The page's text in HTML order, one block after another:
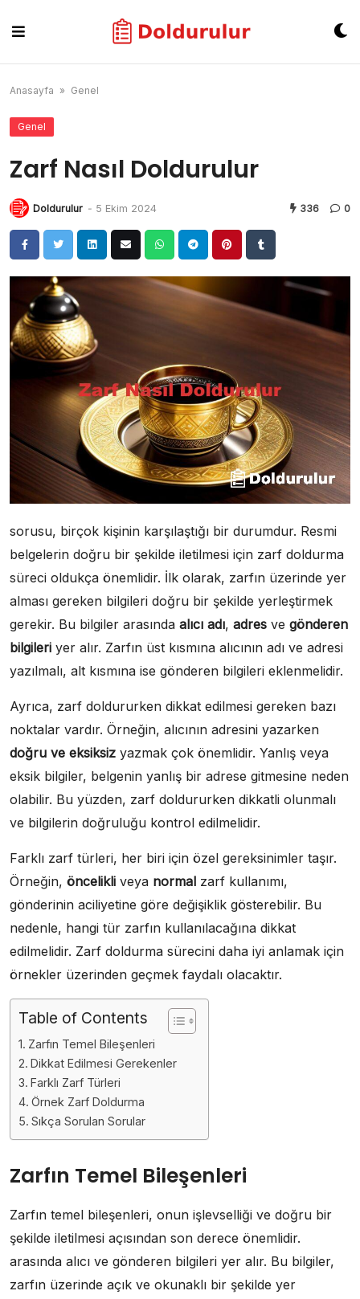
content
Anasayfa » Genel
Genel
Zarf Nasıl Doldurulur
Doldurulur - 5 Ekim 2024 336 0
sorusu, birçok kişinin karşılaştığı bir durumdur. Resmi
belgelerin doğru bir şekilde iletilmesi için zarf doldurma
süreci oldukça önemlidir. İlk olarak, zarfın üzerinde yer
alması gereken bilgileri doğru bir şekilde yerleştirmek
gerekir. Bu bilgiler arasında alıcı adı, adres ve gönderen
bilgileri yer alır. Zarfın üst kısmına alıcının adı ve adresi
yazılmalı, alt kısmına ise gönderen bilgileri eklenmelidir.
Ayrıca, zarf doldururken dikkat edilmesi gereken bazı
noktalar vardır. Örneğin, alıcının adresini yazarken
doğru ve eksiksiz yazmak çok önemlidir. Yanlış veya
eksik bilgiler, belgenin yanlış bir adrese gitmesine neden
olabilir. Bu yüzden, zarf doldururken dikkatli olunmalı
ve bilgilerin doğruluğu kontrol edilmelidir.
Farklı zarf türleri, her biri için özel gereksinimler taşır.
Örneğin, öncelikli veya normal zarf kullanımı,
gönderinin aciliyetine göre değişiklik gösterebilir. Bu
nedenle, hangi tür zarfın kullanılacağına dikkat
edilmelidir. Zarf doldurma sürecini daha iyi anlamak için
örnekler üzerinden geçmek faydalı olacaktır.
Table of Contents
Zarfın Temel Bileşenleri
Dikkat Edilmesi Gerekenler
Farklı Zarf Türleri
Örnek Zarf Doldurma
Sıkça Sorulan Sorular
Zarfın Temel Bileşenleri
Zarfın temel bileşenleri, onun işlevselliği ve doğru bir
şekilde iletilmesi açısından son derece önemlidir.
arasında alıcı ve gönderen bilgileri yer alır. Bu bilgiler,
zarfın üzerinde açık ve okunaklı bir şekilde yer